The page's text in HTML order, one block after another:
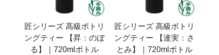
匠シリーズ 高級ボトリ
ングティー 【昇：のぼ
る】｜720mlボトル
匠シリーズ 高級ボトリ
ングティー 【達実：さ
とみ】｜720mlボトル